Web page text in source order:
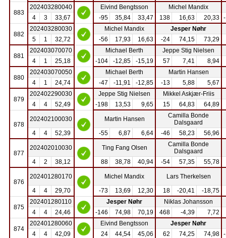
883
202403280040 Eivind Bengtsson
Michel Mandix
4
3 33,67 -95 35,84 33,47 138 16,63 20,33
882
202403280030 Michel Mandix
Jesper Nøhr
5
1 32,72 -56 17,93 16,63 -24 74,15 73,29
881
202403070070 Michael Berth
Jeppe Stig Nielsen
4
1 25,18 -104 -12,85 -15,19 57 7,41 8,94
880
202403070050 Michael Berth
Martin Hansen
4
1 24,74 -47 -11,91 -12,85 -13 5,88 5,67
879
202402290030 Jeppe Stig Nielsen
Mikkel Askjær-Friis
4
4 52,49 -198 13,53 9,65 15 64,83 64,89
878
202402100030 Martin Hansen
Camilla Bonde
Dalsgaard
4
4 52,39 -55 6,87 6,64 -46 58,23 56,96
877
202402010030 Ting Fang Olsen
Camilla Bonde
Dalsgaard
4
2 38,12 88 38,78 40,94 -54 57,35 55,78
876
202401280170 Michel Mandix
Lars Therkelsen
4
4 29,70 -73 13,69 12,30 18 -20,41 -18,75
875
202401280110 Jesper Nøhr
Niklas Johansson
4
4 24,46 -146 74,98 70,19 468 -4,39 7,72
874
202401280060 Eivind Bengtsson
Jesper Nøhr
4
4 42,09 24 44,54 45,06 62 74,25 74,98